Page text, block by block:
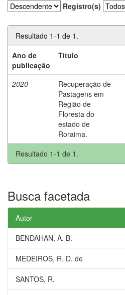
Registro(s)
Resultado 1-1 de 1.
Ano de
publicação
Título
2020
Recuperação de
Pastagens em
Região de
Floresta do
estado de
Roraima.
Resultado 1-1 de 1.
Busca facetada
Autor
BENDAHAN, A. B.
MEDEIROS, R. D. de
SANTOS, R.